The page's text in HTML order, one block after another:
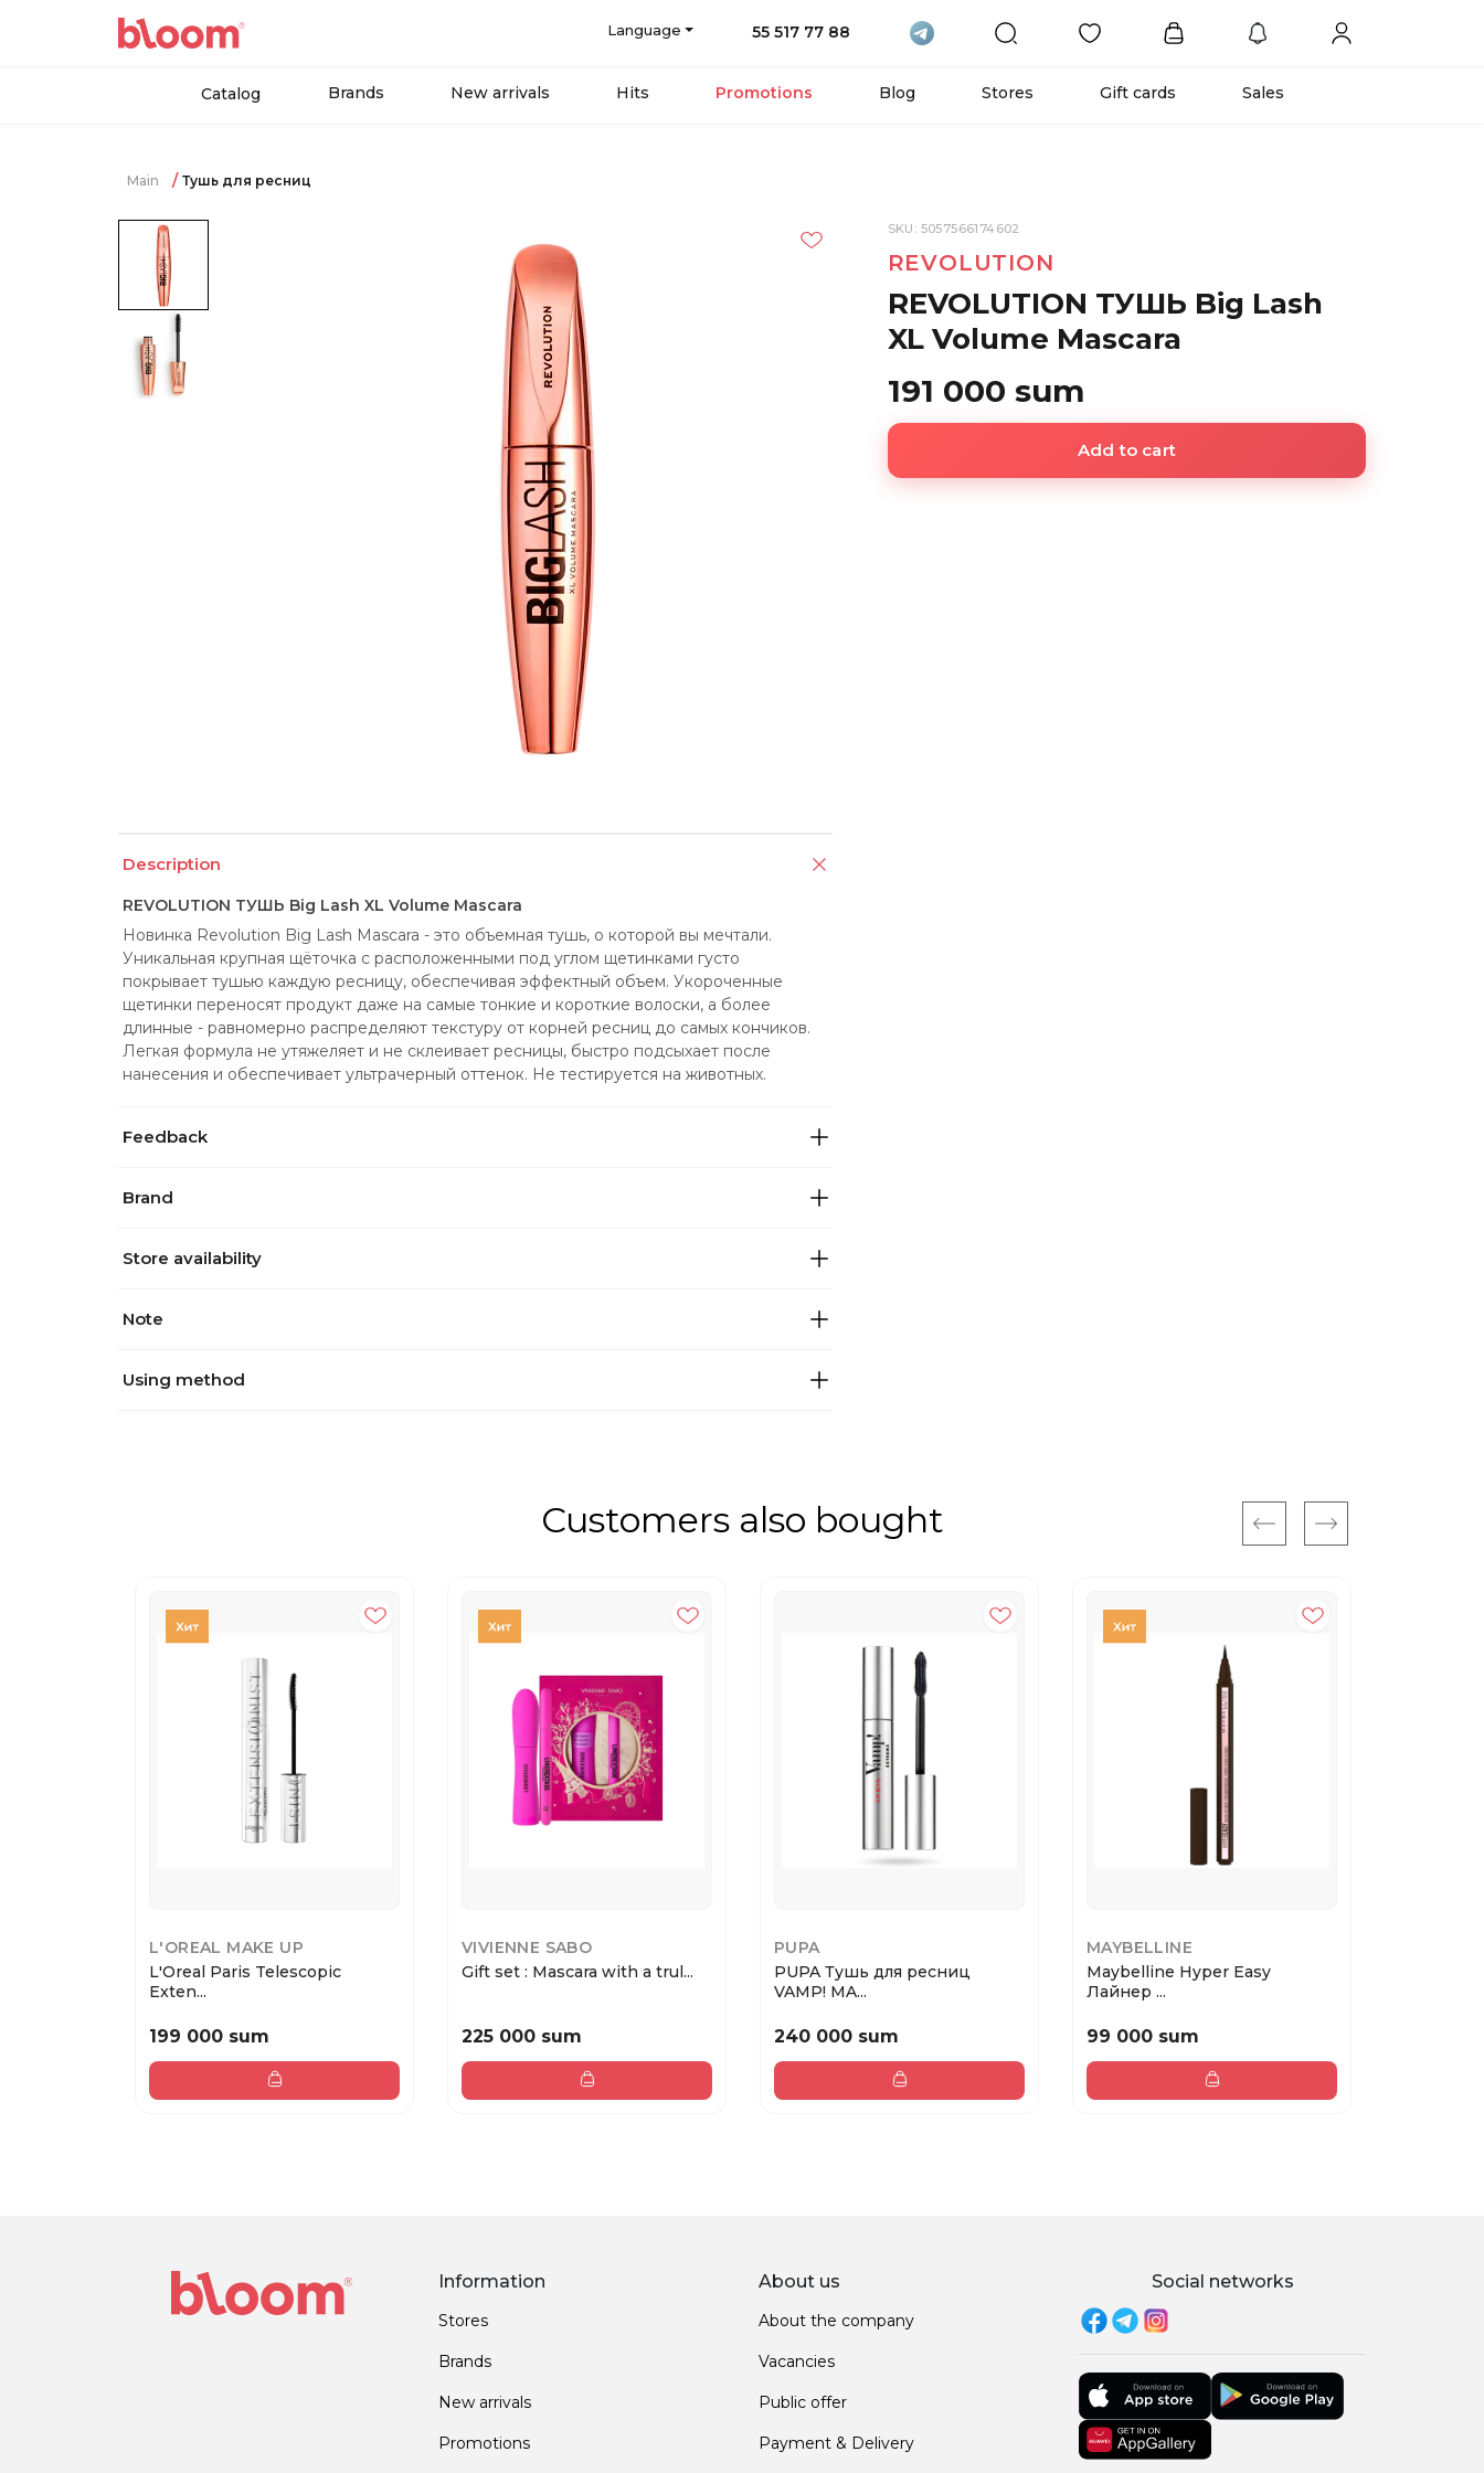
Language 55 517 77 88
Catalog Brands New arrivals Hits Promotions Blog Stores Gift cards Sales
Main Тушь для ресниц
Description
REVOLUTION ТУШЬ Big Lash XL Volume Mascara
Новинка Revolution Big Lash Mascara - это объемная тушь, о которой вы мечтали.
Уникальная крупная щёточка с расположенными под углом щетинками густо
покрывает тушью каждую ресницу, обеспечивая эффектный объем. Укороченные
щетинки переносят продукт даже на самые тонкие и короткие волоски, а более
длинные - равномерно распределяют текстуру от корней ресниц до самых кончиков.
Легкая формула не утяжеляет и не склеивает ресницы, быстро подсыхает после
нанесения и обеспечивает ультрачерный оттенок. Не тестируется на животных.
Feedback
Brand
Store availability
Note
Using method
SKU: 5057566174602
REVOLUTION
REVOLUTION ТУШЬ Big Lash
XL Volume Mascara
191 000 sum
Add to cart
Customers also bought
L'OREAL MAKE UP
L'Oreal Paris Telescopic
Exten...
199 000 sum
VIVIENNE SABO
Gift set : Mascara with a trul...
225 000 sum
PUPA
PUPA Тушь для ресниц
VAMP! MA...
240 000 sum
MAYBELLINE
Maybelline Hyper Easy
Лайнер ...
99 000 sum
Information
Stores
Brands
New arrivals
Promotions
About us
About the company
Vacancies
Public offer
Payment & Delivery
Social networks